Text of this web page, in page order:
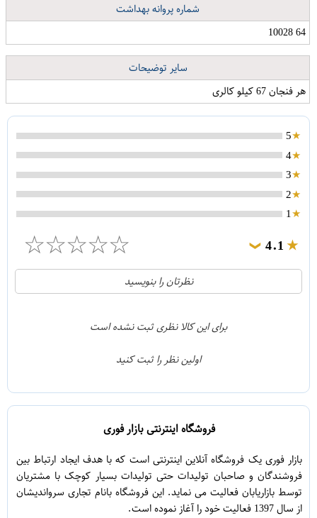
شماره پروانه بهداشت
64 10028
سایر توضیحات
هر فنجان 67 کیلو کالری
5
4
3
2
1
4.1
❯
☆
☆
☆
☆
☆
21
1
نظرتان را بنویسید
برای این کالا نظری ثبت نشده است
اولین نظر را ثبت کنید
فروشگاه اینترنتی بازار فوری
بازار فوری یک فروشگاه آنلاین اینترنتی است که با هدف ایجاد ارتباط بین
فروشندگان و صاحبان تولیدات حتی تولیدات بسیار کوچک با مشتریان
توسط بازاریابان فعالیت می نماید. این فروشگاه بانام تجاری سرواندیشان
از سال 1397 فعالیت خود را آغاز نموده است.